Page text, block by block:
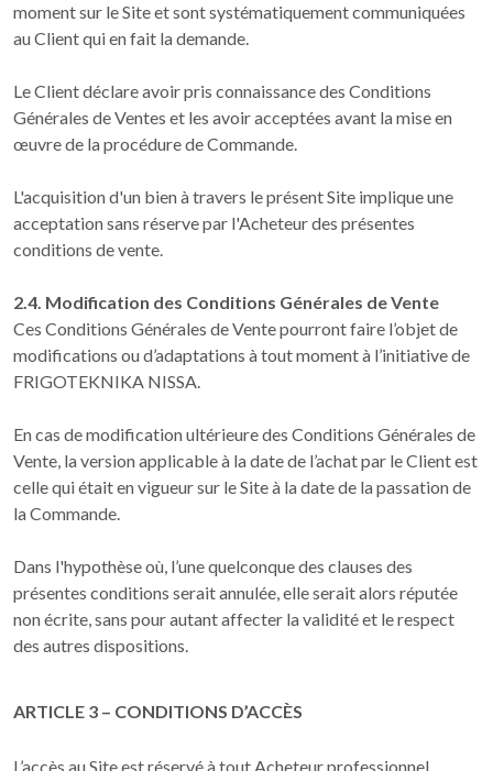
moment sur le Site et sont systématiquement communiquées
au Client qui en fait la demande.
Le Client déclare avoir pris connaissance des Conditions
Générales de Ventes et les avoir acceptées avant la mise en
œuvre de la procédure de Commande.
L'acquisition d'un bien à travers le présent Site implique une
acceptation sans réserve par l'Acheteur des présentes
conditions de vente.
2.4. Modification des Conditions Générales de Vente
Ces Conditions Générales de Vente pourront faire l’objet de
modifications ou d’adaptations à tout moment à l’initiative de
FRIGOTEKNIKA NISSA.
En cas de modification ultérieure des Conditions Générales de
Vente, la version applicable à la date de l’achat par le Client est
celle qui était en vigueur sur le Site à la date de la passation de
la Commande.
Dans l'hypothèse où, l’une quelconque des clauses des
présentes conditions serait annulée, elle serait alors réputée
non écrite, sans pour autant affecter la validité et le respect
des autres dispositions.
ARTICLE 3 – CONDITIONS D’ACCÈS
L’accès au Site est réservé à tout Acheteur professionnel,